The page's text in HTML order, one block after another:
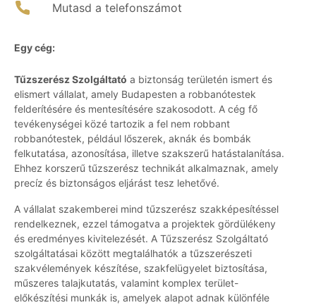
Mutasd a telefonszámot
Egy cég:
Tűzszerész Szolgáltató a biztonság területén ismert és
elismert vállalat, amely Budapesten a robbanótestek
felderítésére és mentesítésére szakosodott. A cég fő
tevékenységei közé tartozik a fel nem robbant
robbanótestek, például lőszerek, aknák és bombák
felkutatása, azonosítása, illetve szakszerű hatástalanítása.
Ehhez korszerű tűzszerész technikát alkalmaznak, amely
precíz és biztonságos eljárást tesz lehetővé.
A vállalat szakemberei mind tűzszerész szakképesítéssel
rendelkeznek, ezzel támogatva a projektek gördülékeny
és eredményes kivitelezését. A Tűzszerész Szolgáltató
szolgáltatásai között megtalálhatók a tűzszerészeti
szakvélemények készítése, szakfelügyelet biztosítása,
műszeres talajkutatás, valamint komplex terület-
előkészítési munkák is, amelyek alapot adnak különféle